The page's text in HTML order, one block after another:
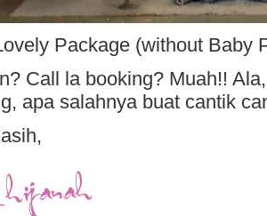
Package (without Baby
Call la booking? Muah!!
apa salahnya buat cantik